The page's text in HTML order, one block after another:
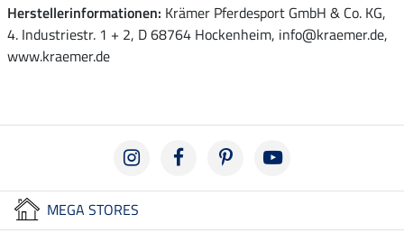
Herstellerinformationen: Krämer Pferdesport GmbH & Co. KG,
4. Industriestr. 1 + 2, D 68764 Hockenheim, info@kraemer.de,
www.kraemer.de
MEGA STORES